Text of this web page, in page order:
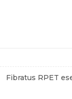
Fibratus RPET